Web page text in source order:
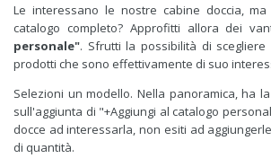
Le interessano le nostre cabine doccia,
catalogo completo? Approfitti allora dei
personale". Sfrutti la possibilità di
prodotti che sono effettivamente di suo
Selezioni un modello. Nella panoramica, ha
sull'aggiunta di "+Aggiungi al catalogo
docce ad interessarla, non esiti ad
di quantità.